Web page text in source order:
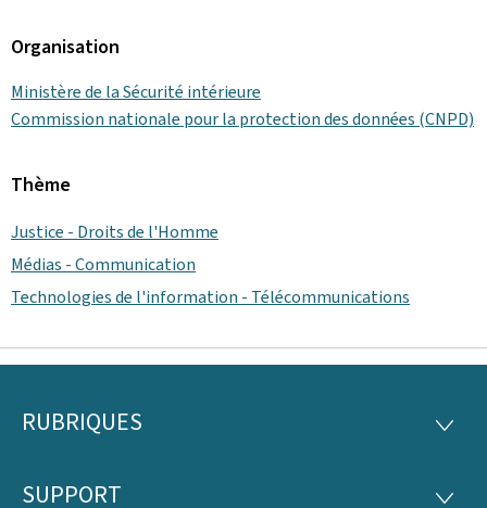
Organisation
Ministère de la Sécurité intérieure
Commission nationale pour la protection des données (CNPD)
Thème
Justice - Droits de l'Homme
Médias - Communication
Technologies de l'information - Télécommunications
Pied
RUBRIQUES
SUPPORT